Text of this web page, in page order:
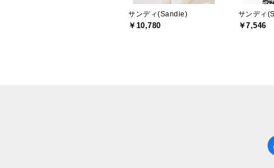
サンディ(Sandie)
￥10,780
サンディ
￥7,546